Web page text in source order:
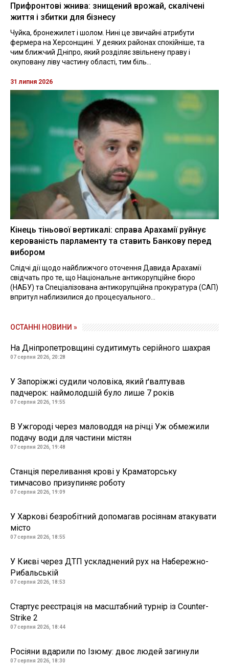
Прифронтові жнива: знищений врожай, скалічені
життя і збитки для бізнесу
Чуйка, бронежилет і шолом. Нині це звичайні атрибути
фермера на Херсонщині. У деяких районах спокійніше, та
чим ближчий Дніпро, який розділяє звільнену праву і
окуповану ліву частину області, тим біль...
31 липня 2026
Кінець тіньової вертикалі: справа Арахамії руйнує
керованість парламенту та ставить Банкову перед
вибором
Слідчі дії щодо найближчого оточення Давида Арахамії
свідчать про те, що Національне антикорупційне бюро
(НАБУ) та Спеціалізована антикорупційна прокуратура (САП)
впритул наблизилися до процесуального...
ОСТАННІ НОВИНИ »
На Дніпропетровщині судитимуть серійного шахрая
07 серпня 2026, 20:28
У Запоріжжі судили чоловіка, який ґвалтував
падчерок: наймолодшій було лише 7 років
07 серпня 2026, 19:55
В Ужгороді через маловоддя на річці Уж обмежили
подачу води для частини містян
07 серпня 2026, 19:48
Станція переливання крові у Краматорську
тимчасово призупиняє роботу
07 серпня 2026, 19:09
У Харкові безробітний допомагав росіянам атакувати
місто
07 серпня 2026, 18:55
У Києві через ДТП ускладнений рух на Набережно-
Рибальській
07 серпня 2026, 18:53
Стартує реєстрація на масштабний турнір із Counter-
Strike 2
07 серпня 2026, 18:44
Росіяни вдарили по Ізюму: двоє людей загинули
07 серпня 2026, 18:30